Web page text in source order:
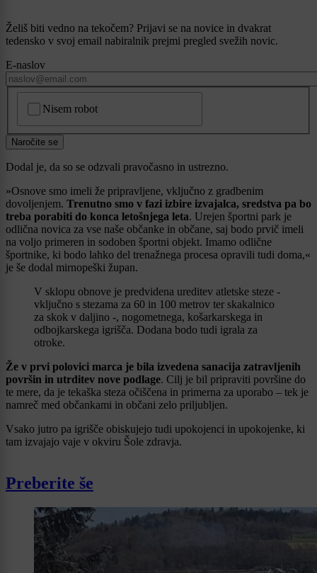
Želiš biti vedno na tekočem? Prijavi se na novice in dvakrat
tedensko v svoj email nabiralnik prejmi pregled svežih novic.
E-naslov
Nisem robot
Naročite se
Dodal je, da so se odzvali pravočasno in ustrezno.
»Osnove smo imeli že pripravljene, vključno z gradbenim
dovoljenjem. Trenutno smo v fazi izbire izvajalca, sredstva pa bo
treba porabiti do konca letošnjega leta. Urejen športni park je
odlična novica za vse naše občanke in občane, saj bodo prvič imeli
na voljo primeren in sodoben športni objekt. Imamo odlične
športnike, ki bodo lahko del trenažnega procesa opravili tudi doma,«
je še dodal mirnopeški župan.
V sklopu obnove je predvidena ureditev atletske steze -
vključno s stezama za 60 in 100 metrov ter skakalnico
za skok v daljino -, nogometnega, košarkarskega in
odbojkarskega igrišča. Dodana bodo tudi igrala za
otroke.
Že v prvi polovici marca je bila izvedena sanacija zatravljenih
površin in utrditev nove podlage. Cilj je bil pripraviti površine do
te mere, da je tekaška steza očiščena in primerna za uporabo – tek je
namreč med občankami in občani zelo priljubljen.
Vsako jutro pa igrišče obiskujejo tudi upokojenci in upokojenke, ki
tam izvajajo vaje v okviru Šole zdravja.
Preberite še